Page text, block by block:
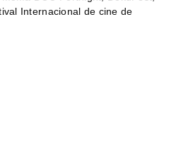
Internacional de cine de